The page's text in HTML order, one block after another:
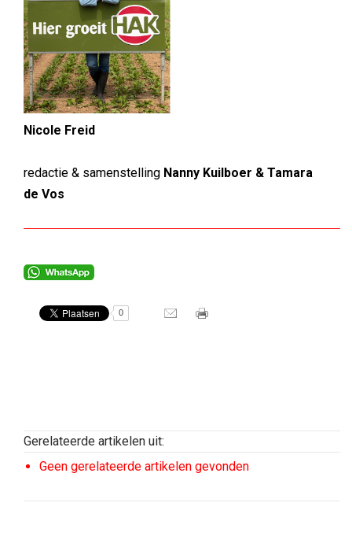
Nicole Freid
redactie & samenstelling Nanny Kuilboer & Tamara
de Vos
0
Gerelateerde artikelen uit:
Geen gerelateerde artikelen gevonden